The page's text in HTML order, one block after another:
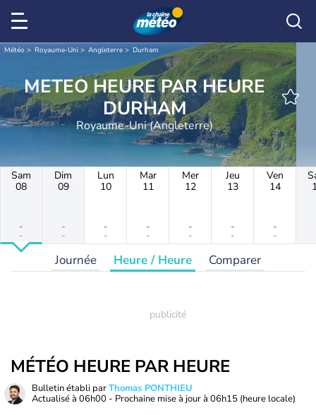
Météo Royaume-Uni Angleterre Durham
METEO HEURE PAR HEURE
DURHAM
Royaume-Uni (Angleterre)
Sam
08
-
-
Dim
09
-
-
Lun
10
-
-
Mar
11
-
-
Mer
12
-
-
Jeu
13
-
-
Ven
14
-
-
Journée Heure / Heure Comparer
MÉTÉO HEURE PAR HEURE
Bulletin établi parThomas PONTHIEU
Actualisé à 06h00 - Prochaine mise à jour à 06h15 (heure locale)